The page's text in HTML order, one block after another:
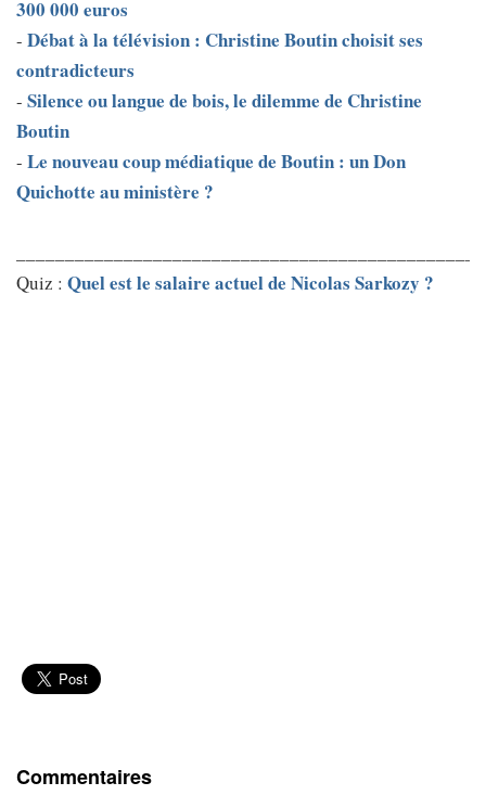
300 000 euros
- Débat à la télévision : Christine Boutin choisit ses
contradicteurs
- Silence ou langue de bois, le dilemme de Christine
Boutin
- Le nouveau coup médiatique de Boutin : un Don
Quichotte au ministère ?
Quiz : Quel est le salaire actuel de Nicolas Sarkozy ?
Commentaires